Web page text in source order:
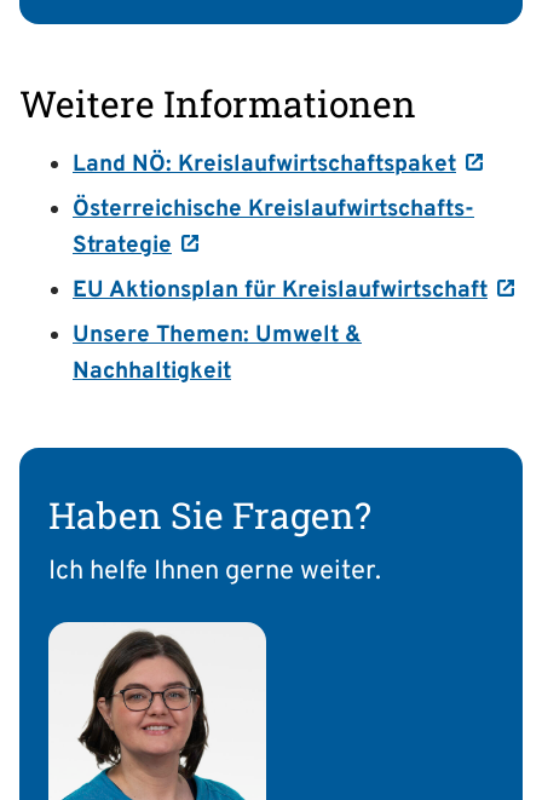
Weitere Informationen
Land NÖ: Kreislaufwirtschaftspaket
Österreichische Kreislaufwirtschafts-
Strategie
EU Aktionsplan für Kreislaufwirtschaft
Unsere Themen: Umwelt &
Nachhaltigkeit
Haben Sie Fragen?
Ich helfe Ihnen gerne weiter.